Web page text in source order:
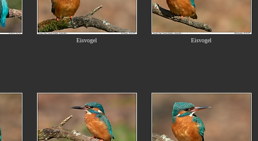
Eisvogel Eisvogel